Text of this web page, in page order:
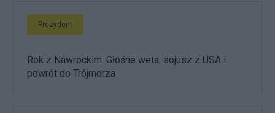
Prezydent
Rok z Nawrockim. Głośne weta, sojusz z USA i
powrót do Trójmorza